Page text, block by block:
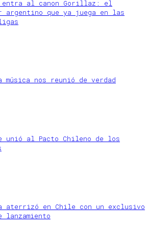
entra al canon Gorillaz: el
argentino que ya juega en las
música nos reunió de verdad
unió al Pacto Chileno de los
aterrizó en Chile con un exclusivo
lanzamiento